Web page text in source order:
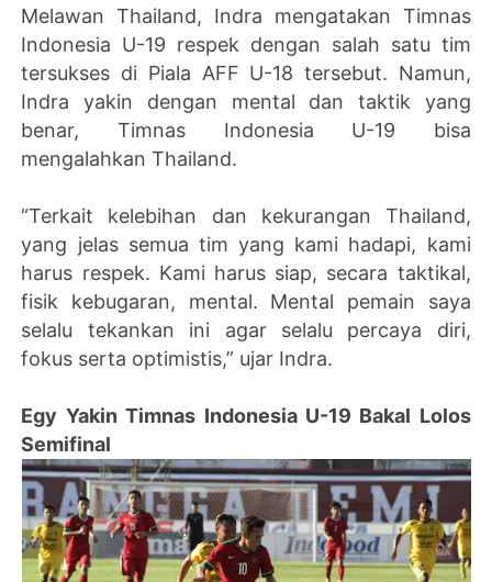
Melawan Thailand, Indra mengatakan Timnas
Indonesia U-19 respek dengan salah satu tim
tersukses di Piala AFF U-18 tersebut. Namun,
Indra yakin dengan mental dan taktik yang
benar, Timnas Indonesia U-19 bisa
mengalahkan Thailand.
“Terkait kelebihan dan kekurangan Thailand,
yang jelas semua tim yang kami hadapi, kami
harus respek. Kami harus siap, secara taktikal,
fisik kebugaran, mental. Mental pemain saya
selalu tekankan ini agar selalu percaya diri,
fokus serta optimistis,” ujar Indra.
Egy Yakin Timnas Indonesia U-19 Bakal Lolos
Semifinal